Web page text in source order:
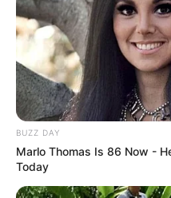
BUZZ DAY
Marlo Thomas Is 86 Now -
Today